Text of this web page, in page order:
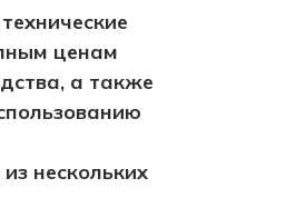
ценам
а также
нескольких